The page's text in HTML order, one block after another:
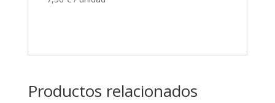
Productos relacionados